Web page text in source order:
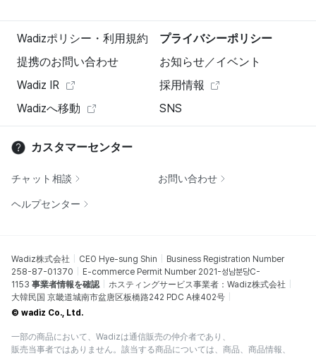
Wadizポリシー・利用規約
プライバシーポリシー
提携のお問い合わせ
お知らせ／イベント
Wadiz IR
採用情報
Wadizへ移動
SNS
カスタマーセンター
チャット相談 お問い合わせ
ヘルプセンター
Wadiz株式会社 CEO Hye-sung Shin
Business Registration Number
258-87-01370
E-commerce Permit Number 2021-성남분당C-
1153 事業者情報を確認
ホスティングサービス事業者：Wadiz株式会社
大韓民国 京畿道城南市盆唐区板橋路242 PDC A棟402号
© wadiz Co., Ltd.
一部の商品において、Wadizは通信販売の仲介者であり、
販売当事者ではありません。該当する商品については、商品、商品情報、